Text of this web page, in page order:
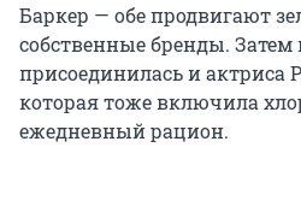
Баркер — обе продвигают
собственные бренды.
присоединилась и актриса
которая тоже включила
ежедневный рацион.